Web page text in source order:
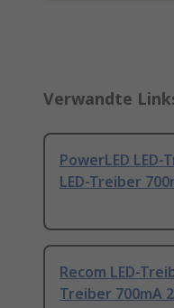
Verwandte
PowerLED LED-
LED-Treiber
Recom LED-
Treiber 700mA